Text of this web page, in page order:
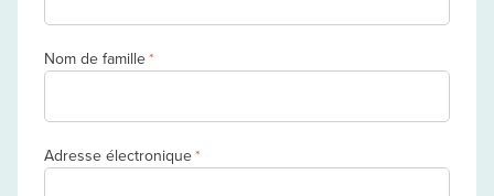
Nom de famille*
Adresse électronique*